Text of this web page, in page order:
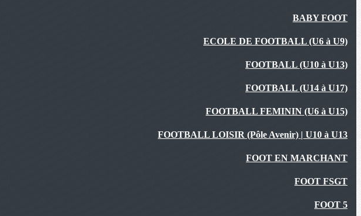
BABY FOOT
ECOLE DE FOOTBALL (U6 à U9)
FOOTBALL (U10 à U13)
FOOTBALL (U14 à U17)
FOOTBALL FEMININ (U6 à U15)
FOOTBALL LOISIR (Pôle Avenir) | U10 à U13
FOOT EN MARCHANT
FOOT FSGT
FOOT 5